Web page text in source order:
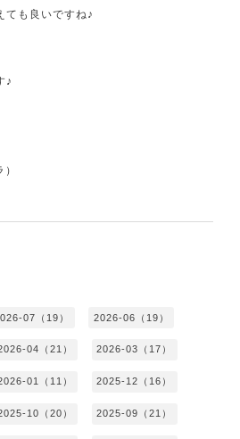
ても良いですね♪
♪
07（19） 2026-06（19）
04（21） 2026-03（17）
01（11） 2025-12（16）
10（20） 2025-09（21）